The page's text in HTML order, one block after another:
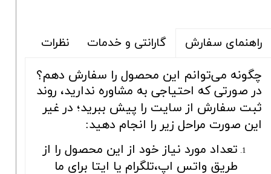
راهنمای سفارش گارانتی و خدمات نظرات
چگونه می‌توانم این محصول را سفارش دهم؟
در صورتی که احتیاجی به مشاوره ندارید، روند
ثبت سفارش از سایت را پیش ببرید؛ در غیر
این صورت مراحل زیر را انجام دهید:
تعداد مورد نیاز خود از این محصول را از
طریق واتس اپ،تلگرام یا ایتا برای ما